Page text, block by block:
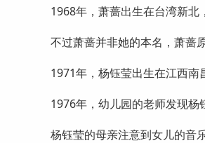
1968年，萧蔷出生在台湾新北
不过萧蔷并非她的本名，萧蔷
1971年，杨钰莹出生在江西南
1976年，幼儿园的老师发现杨
杨钰莹的母亲注意到女儿的音